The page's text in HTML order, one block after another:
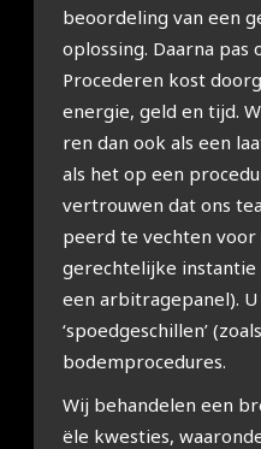
beoor­de­ling van een
oplos­sing. Daar­na pas
Pro­ce­de­ren kost
ener­gie, geld en tijd.
ren dan ook als een
als het op een
ver­trou­wen dat ons
peerd te vech­ten
gerech­te­lij­ke
een arbi­tra­ge­pa­nel).
‘spoed­ge­schil­len’
bodem­pro­ce­du­res.
Wij behan­de­len een
ë­le kwes­ties,